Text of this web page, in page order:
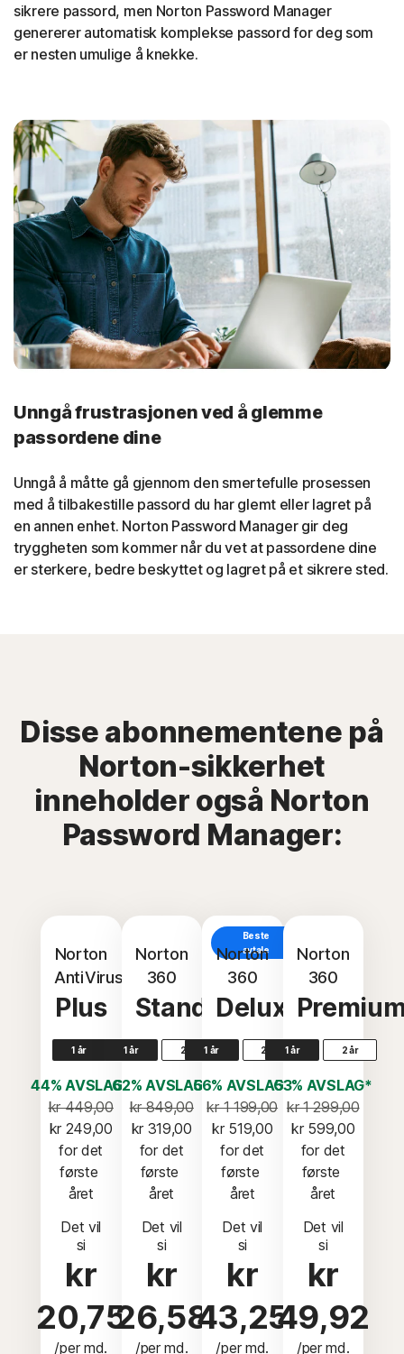
sikrere passord, men Norton Password Manager
genererer automatisk komplekse passord for deg som
er nesten umulige å knekke.
Unngå frustrasjonen ved å glemme
passordene dine
Unngå å måtte gå gjennom den smertefulle prosessen
med å tilbakestille passord du har glemt eller lagret på
en annen enhet. Norton Password Manager gir deg
tryggheten som kommer når du vet at passordene dine
er sterkere, bedre beskyttet og lagret på et sikrere sted.
Disse abonnementene på
Norton-sikkerhet
inneholder også Norton
Password Manager:
Norton
AntiVirus
Plus
1 år
44% AVSLAG*
kr 449,00
kr 249,00
for det
første
året
Det vil
si
kr
20,75
/per md.
Norton
360
Standard
1 år 2 år
62% AVSLAG*
kr 849,00
kr 319,00
første
året
Det vil
si
kr
26,58
/per md.
Beste
avtale
Norton
360
Deluxe
1 år 2 år
56% AVSLAG*
kr 1 199,00
kr 519,00
for det
første
året
Det vil
si
kr
43,25
/per md.
Norton
360
1 år 2 år
53% AVSLAG*
kr 1 299,00
kr 599,00
første
året
Det vil
si
kr
49,92
/per md.